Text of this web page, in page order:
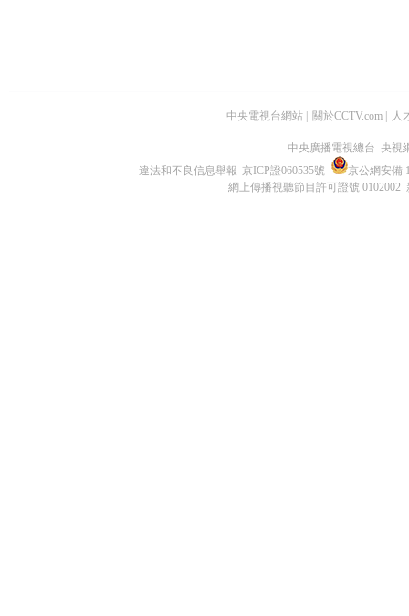
中央電視台網站 關於CCTV.com 人
中央廣播電視總台 央視
違法和不良信息舉報 京ICP證060535號
京公網安備
網上傳播視聽節目許可證號 0102002